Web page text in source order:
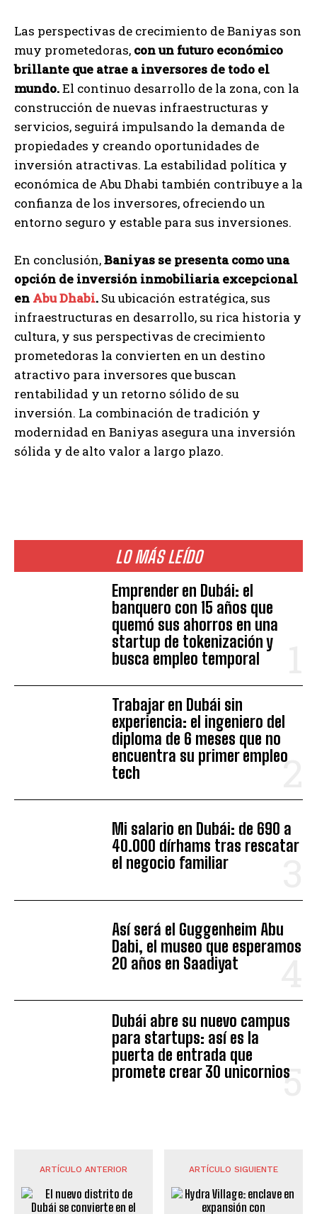
LO MÁS LEÍDO
Emprender en Dubái: el
banquero con 15 años que
quemó sus ahorros en una
startup de tokenización y
busca empleo temporal
Trabajar en Dubái sin
experiencia: el ingeniero del
diploma de 6 meses que no
encuentra su primer empleo
tech
Mi salario en Dubái: de 690 a
40.000 dírhams tras rescatar
el negocio familiar
Así será el Guggenheim Abu
Dabi, el museo que esperamos
20 años en Saadiyat
Dubái abre su nuevo campus
para startups: así es la
puerta de entrada que
promete crear 30 unicornios
Las perspectivas de crecimiento de Baniyas son
muy prometedoras, con un futuro económico
brillante que atrae a inversores de todo el
mundo.El continuo desarrollo de la zona, con la
construcción de nuevas infraestructuras y
servicios, seguirá impulsando la demanda de
propiedades y creando oportunidades de
inversión atractivas. La estabilidad política y
económica de Abu Dhabi también contribuye a la
confianza de los inversores, ofreciendo un
entorno seguro y estable para sus inversiones.
En conclusión,Baniyas se presenta como una
opción de inversión inmobiliaria excepcional
en Abu Dhabi. Su ubicación estratégica, sus
infraestructuras en desarrollo, su rica historia y
cultura, y sus perspectivas de crecimiento
prometedoras la convierten en un destino
atractivo para inversores que buscan
rentabilidad y un retorno sólido de su
inversión. La combinación de tradición y
modernidad en Baniyas asegura una inversión
sólida y de alto valor a largo plazo.
ARTÍCULO ANTERIOR ARTÍCULO SIGUIENTE